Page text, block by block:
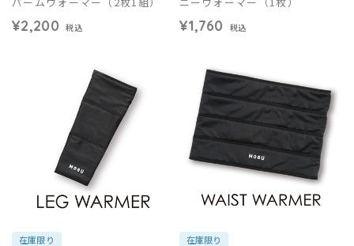
¥2,200 税込 ¥1,760 税込
在庫限り 在庫限り